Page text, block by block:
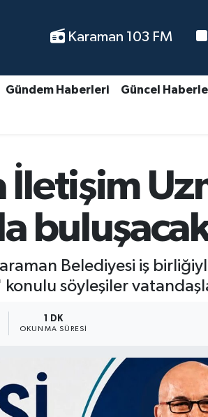
Karaman 103 FM
Gündem Haberleri Güncel
Belediyesi iş
konulu söyleşiler
1 DK
OKUNMA SÜRESI